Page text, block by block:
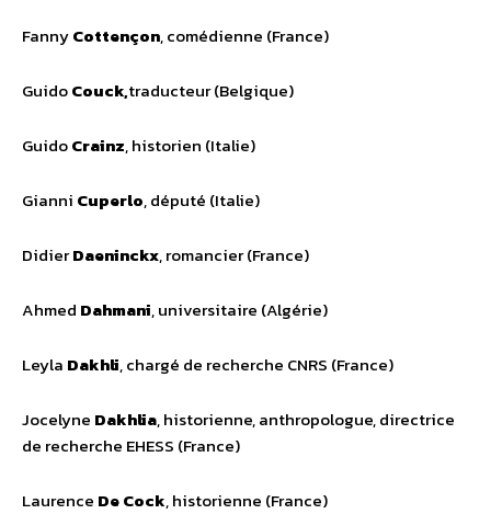
FannyCottençon, comédienne (France)
GuidoCouck,traducteur (Belgique)
GuidoCrainz, historien (Italie)
Gianni Cuperlo, député (Italie)
DidierDaeninckx, romancier (France)
Ahmed Dahmani, universitaire (Algérie)
Leyla Dakhli, chargé de recherche CNRS (France)
Jocelyne Dakhlia, historienne, anthropologue, directrice
de recherche EHESS (France)
Laurence De Cock, historienne (France)